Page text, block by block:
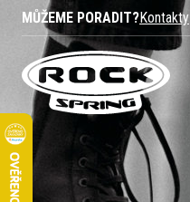
MŮŽEME PORADIT?Kontakty